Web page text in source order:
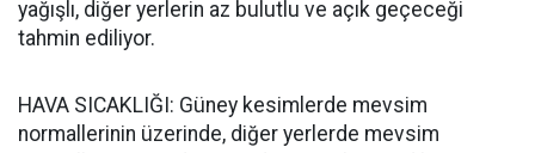
yağışlı, diğer yerlerin az bulutlu ve açık geçeceği
tahmin ediliyor.
HAVA SICAKLIĞI: Güney kesimlerde mevsim
normallerinin üzerinde, diğer yerlerde mevsim